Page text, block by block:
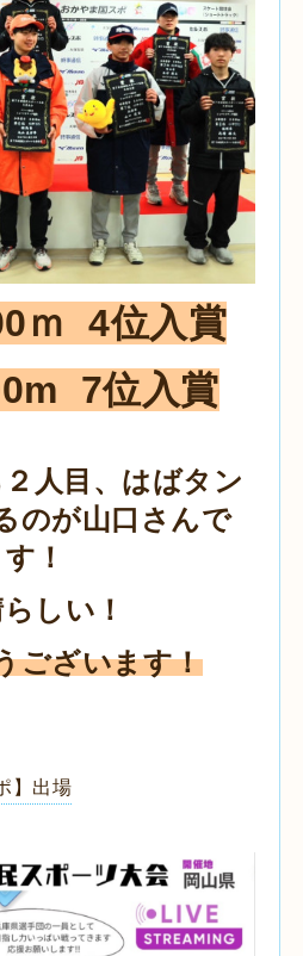
ｍ 4位入賞
7位入賞
人目、はばタン
のが山口さんで
す！
しい！
ございます！
】出場